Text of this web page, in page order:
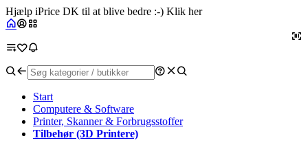
Hjælp iPrice DK til at blive bedre :-) Klik her
Start
Computere & Software
Printer, Skanner & Forbrugsstoffer
Tilbehør (3D Printere)